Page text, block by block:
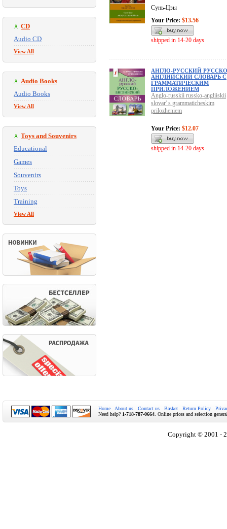
CD
Audio CD
View All
Audio Books
Audio Books
View All
Toys and Souvenirs
Educational
Games
Souvenirs
Toys
Training
View All
Сунь-Цзы
Your Price: $13.56
shipped in 14-20 days
АНГЛО-РУССКИЙ
АНГЛИЙСКИЙ СЛОВАРЬ С
ГРАММАТИЧЕСКИМ
ПРИЛОЖЕНИЕМ
Anglo-russkii russko-angliiskii
slovar' s grammaticheskim
prilozheniem
Your Price: $12.07
shipped in 14-20 days
Home About us Contact us Basket Return Policy
Need help? 1-718-787-0664 . Online prices and selection
Copyright © 2001 -